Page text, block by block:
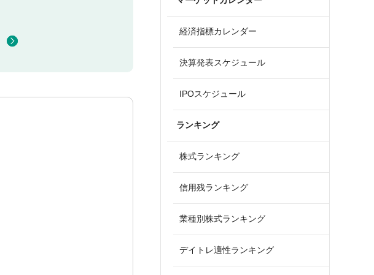
経済指標カレンダー
決算発表スケジュール
IPOスケジュール
ランキング
株式ランキング
信用残ランキング
業種別株式ランキング
デイトレ適性ランキング